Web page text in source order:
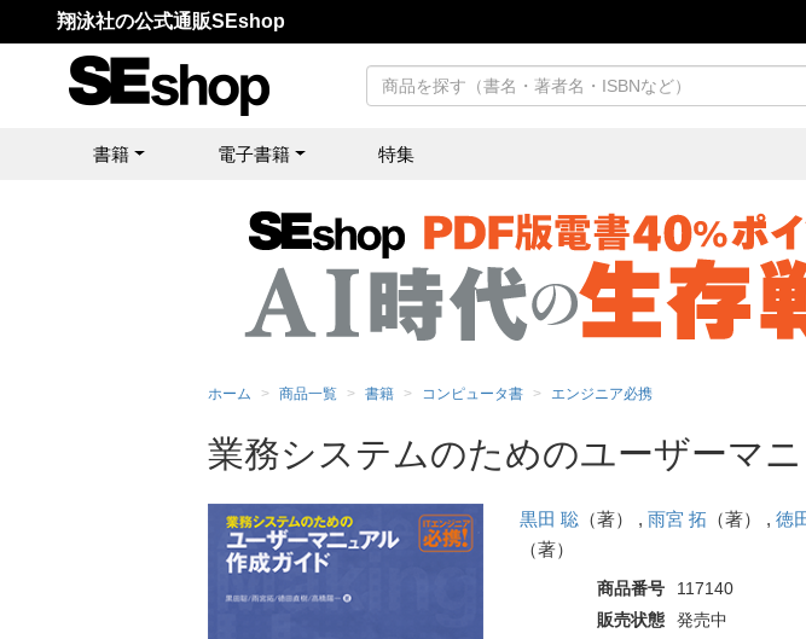
翔泳社の公式通販SEshop
書籍 電子書籍 特集
ホーム 商品一覧 書籍 コンピュータ書 エンジニア必携
業務システムのためのユーザーマ
黒田 聡 （著） , 雨宮 拓 （著） , 徳
（著）
商品番号
117140
販売状態
発売中